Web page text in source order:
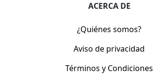
ACERCA DE
¿Quiénes somos?
Aviso de privacidad
Términos y Condiciones